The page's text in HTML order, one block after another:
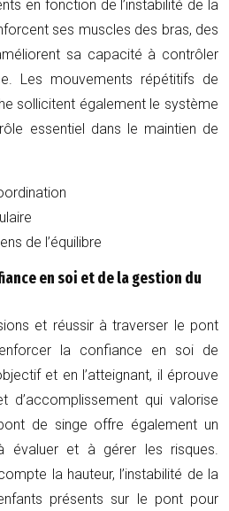
en fonction de l’instabilité de la
ses muscles des bras, des
sa capacité à contrôler
Les mouvements répétitifs de
sollicitent également le système
essentiel dans le maintien de
de l’équilibre
en soi et de la gestion du
et réussir à traverser le pont
la confiance en soi de
et en l’atteignant, il éprouve
d’accomplissement qui valorise
de singe offre également un
évaluer et à gérer les risques.
la hauteur, l’instabilité de la
présents sur le pont pour